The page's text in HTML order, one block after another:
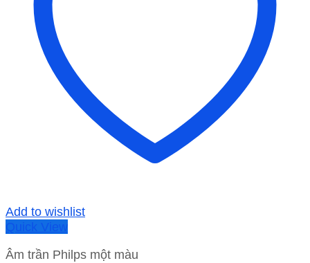
Add to wishlist
Quick View
Âm trần Philps một màu